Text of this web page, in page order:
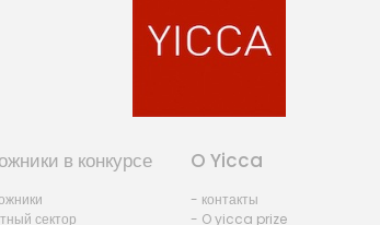
в конкурсе
сектор
O Yicca
- контакты
- O yicca prize